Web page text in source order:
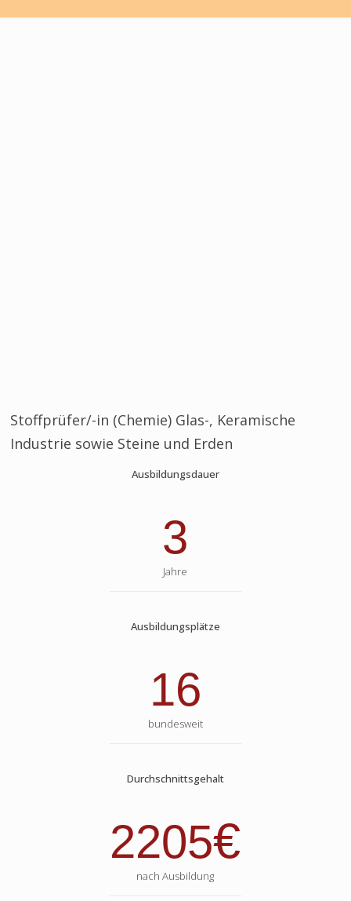
Stoffprüfer/-in (Chemie) Glas-, Keramische
Industrie sowie Steine und Erden
Ausbildungsdauer
3
Jahre
Ausbildungsplätze
16
bundesweit
Durchschnittsgehalt
2205€
nach Ausbildung